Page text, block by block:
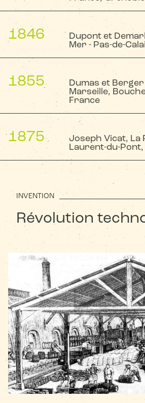
Le Capitaine Breton, Joseph Arnaud et
ouvrent l'usine de ciment prompt
France (Grenoble, Isère, France). Ils
François Dumolard et Constant Viallet
Antonin Dupuys de Bordes en 1860
nom Ciments de la Porte de France en
1846
Dupont et
Mer - Pas-de-
Dupont et Demarle ouvrent la première
Portland artificiel en France, à
Calais, France).
1855
Dumas et Berger
Marseille,
France
Dumas et Berger ouvrent l'usine de la
(Bouches-du-Rhône, France)
1875
Joseph Vicat, La
Laurent-du-
Joseph Vicat ouvre l'usine de ciment
Pérelle (Saint-Laurent-du-Pont, Isère,
INVENTION
Révolution